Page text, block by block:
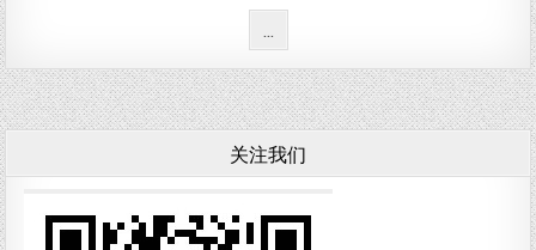
关注我们